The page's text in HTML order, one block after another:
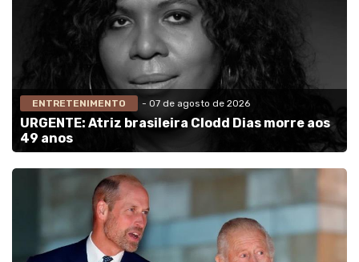
ENTRETENIMENTO - 07 de agosto de 2026
URGENTE: Atriz brasileira Clodd Dias morre aos
49 anos